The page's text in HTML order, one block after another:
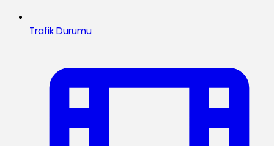
Trafik Durumu